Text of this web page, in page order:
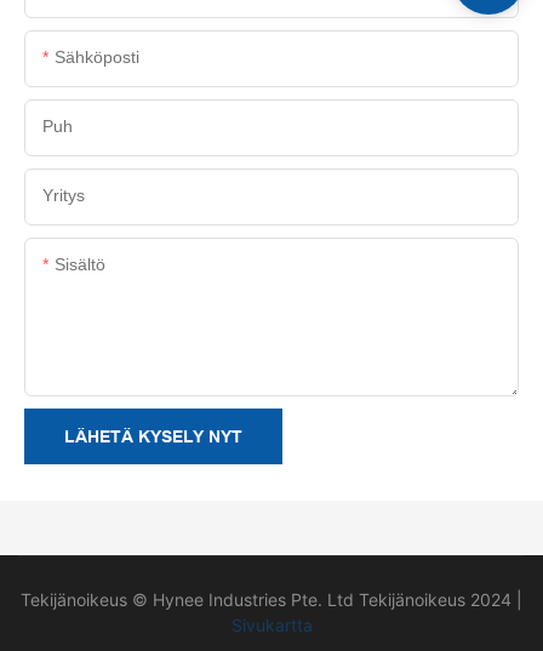
Sähköposti
Puh
Yritys
Sisältö
LÄHETÄ KYSELY NYT
Tekijänoikeus © Hynee Industries Pte. Ltd Tekijänoikeus 2024 |
Sivukartta